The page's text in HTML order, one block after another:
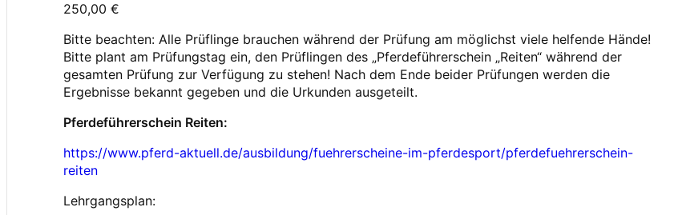
250,00 €
Bitte beachten: Alle Prüflinge brauchen während der Prüfung am möglichst viele helfende Hände!
Bitte plant am Prüfungstag ein, den Prüflingen des „Pferdeführerschein „Reiten“ während der
gesamten Prüfung zur Verfügung zu stehen! Nach dem Ende beider Prüfungen werden die
Ergebnisse bekannt gegeben und die Urkunden ausgeteilt.
Pferdeführerschein Reiten:
https://www.pferd-aktuell.de/ausbildung/fuehrerscheine-im-pferdesport/pferdefuehrerschein-
reiten
Lehrgangsplan: